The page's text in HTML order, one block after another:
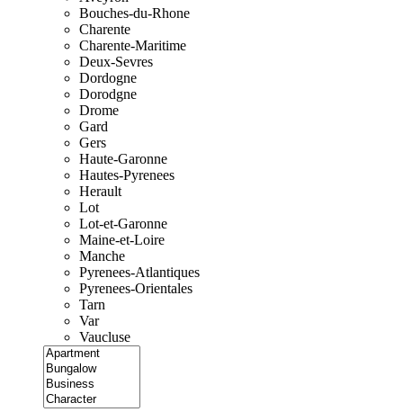
Bouches-du-Rhone
Charente
Charente-Maritime
Deux-Sevres
Dordogne
Dorodgne
Drome
Gard
Gers
Haute-Garonne
Hautes-Pyrenees
Herault
Lot
Lot-et-Garonne
Maine-et-Loire
Manche
Pyrenees-Atlantiques
Pyrenees-Orientales
Tarn
Var
Vaucluse